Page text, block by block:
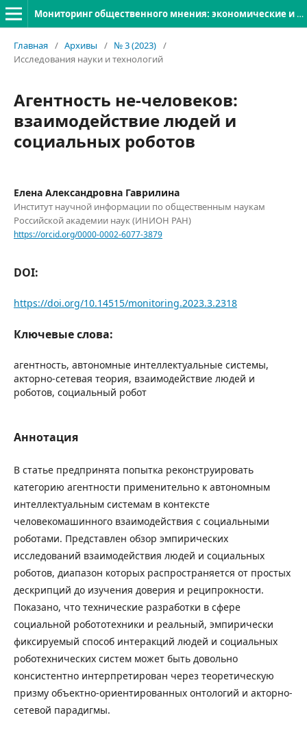
Мониторинг общественного мнения: экономические и социальные перемены
Главная / Архивы / № 3 (2023) /
Исследования науки и технологий
Агентность не-человеков:
взаимодействие людей и
социальных роботов
Елена Александровна Гаврилина
Институт научной информации по общественным наукам
Российской академии наук (ИНИОН РАН)
https://orcid.org/0000-0002-6077-3879
DOI:
https://doi.org/10.14515/monitoring.2023.3.2318
Ключевые слова:
агентность, автономные интеллектуальные системы,
акторно-сетевая теория, взаимодействие людей и
роботов, социальный робот
Аннотация
В статье предпринята попытка реконструировать
категорию агентности применительно к автономным
интеллектуальным системам в контексте
человекомашинного взаимодействия с социальными
роботами. Представлен обзор эмпирических
исследований взаимодействия людей и социальных
роботов, диапазон которых распространяется от простых
дескрипций до изучения доверия и реципрокности.
Показано, что технические разработки в сфере
социальной робототехники и реальный, эмпирически
фиксируемый способ интеракций людей и социальных
роботехнических систем может быть довольно
консистентно интерпретирован через теоретическую
призму объектно-ориентированных онтологий и акторно-
сетевой парадигмы.